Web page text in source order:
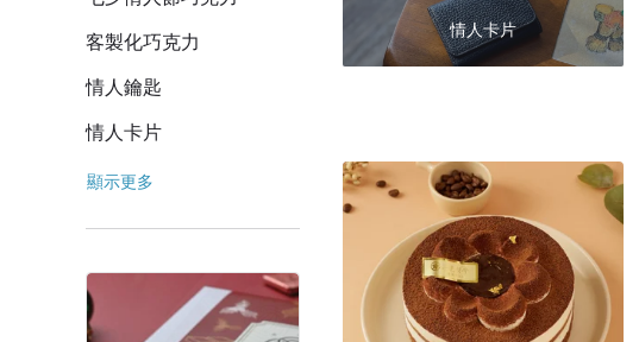
客製化巧克力
情人鑰匙
情人卡片
顯示更多
情人卡片